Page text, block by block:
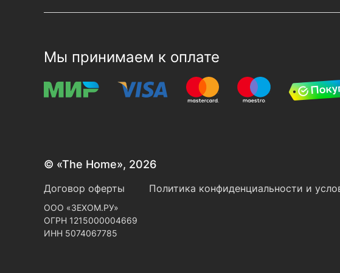
Мы принимаем к оплате
© «The Home», 2026
Договор оферты Политика конфиденциальности и
ООО «ЗЕХОМ.РУ»
ОГРН 1215000004669
ИНН 5074067785